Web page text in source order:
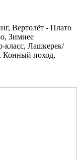
Вертолёт - Плато
Зимнее
класс, Лашкерек/
Конный поход,